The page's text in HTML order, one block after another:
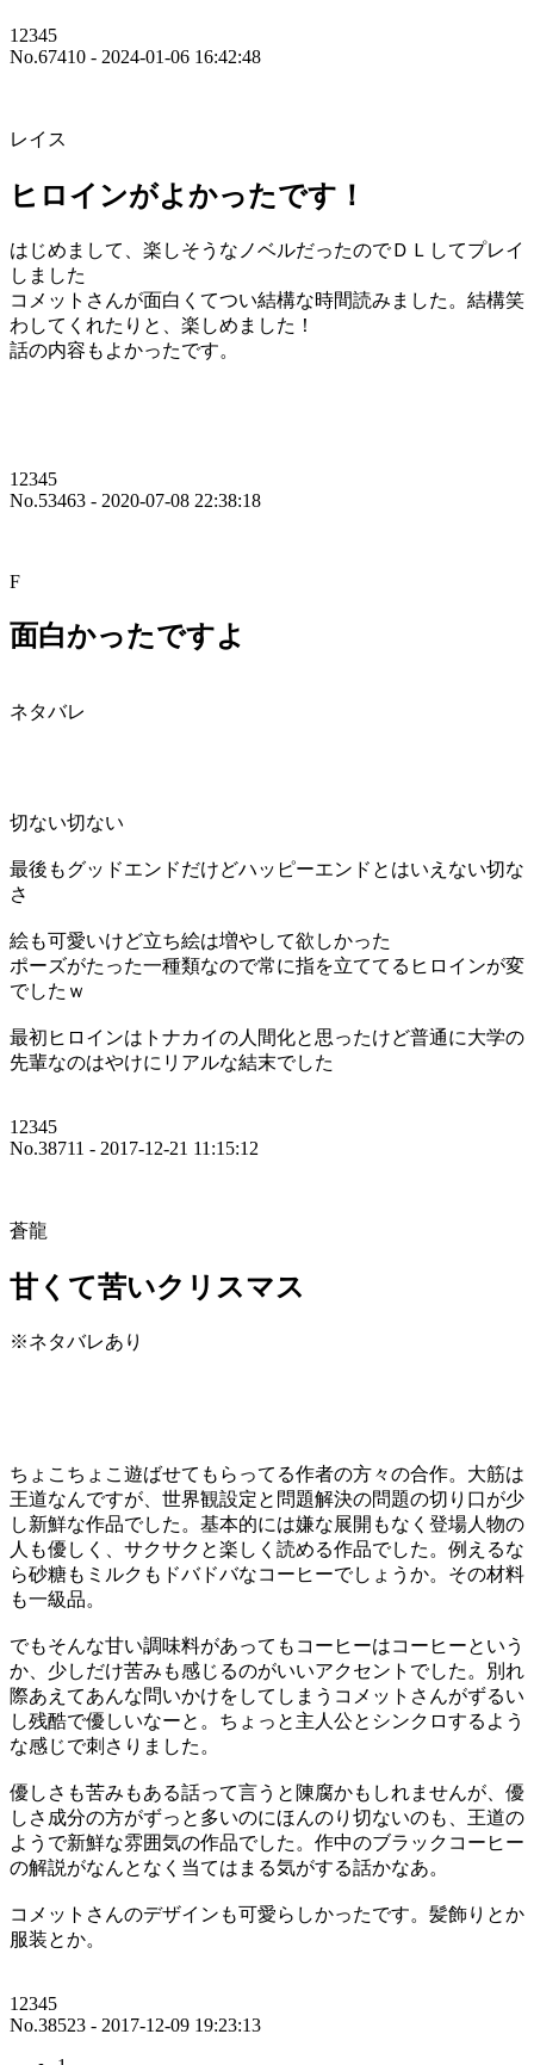
12345
No.67410 - 2024-01-06 16:42:48
レイス
ヒロインがよかったです！
はじめまして、楽しそうなノベルだったのでＤＬしてプレイ
しました
コメットさんが面白くてつい結構な時間読みました。結構笑
わしてくれたりと、楽しめました！
話の内容もよかったです。
12345
No.53463 - 2020-07-08 22:38:18
F
面白かったですよ
ネタバレ
切ない切ない
最後もグッドエンドだけどハッピーエンドとはいえない切な
さ
絵も可愛いけど立ち絵は増やして欲しかった
ポーズがたった一種類なので常に指を立ててるヒロインが変
でしたｗ
最初ヒロインはトナカイの人間化と思ったけど普通に大学の
先輩なのはやけにリアルな結末でした
12345
No.38711 - 2017-12-21 11:15:12
蒼龍
甘くて苦いクリスマス
※ネタバレあり
ちょこちょこ遊ばせてもらってる作者の方々の合作。大筋は
王道なんですが、世界観設定と問題解決の問題の切り口が少
し新鮮な作品でした。基本的には嫌な展開もなく登場人物の
人も優しく、サクサクと楽しく読める作品でした。例えるな
ら砂糖もミルクもドバドバなコーヒーでしょうか。その材料
も一級品。
でもそんな甘い調味料があってもコーヒーはコーヒーという
か、少しだけ苦みも感じるのがいいアクセントでした。別れ
際あえてあんな問いかけをしてしまうコメットさんがずるい
し残酷で優しいなーと。ちょっと主人公とシンクロするよう
な感じで刺さりました。
優しさも苦みもある話って言うと陳腐かもしれませんが、優
しさ成分の方がずっと多いのにほんのり切ないのも、王道の
ようで新鮮な雰囲気の作品でした。作中のブラックコーヒー
の解説がなんとなく当てはまる気がする話かなあ。
コメットさんのデザインも可愛らしかったです。髪飾りとか
服装とか。
12345
No.38523 - 2017-12-09 19:23:13